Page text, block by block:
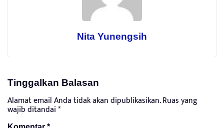
Nita Yunengsih
Tinggalkan Balasan
Alamat email Anda tidak akan dipublikasikan.Ruas yang
wajib ditandai*